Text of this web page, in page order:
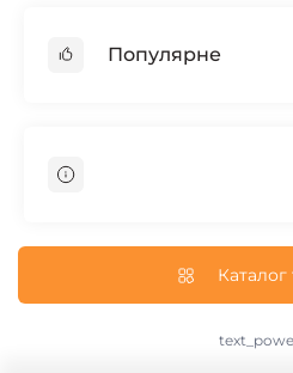
Популярне
Запчасти на мотоцикл Ява
Запчасти на мотоцикл
Запчасти на Дельту / Delta
Запчасти на скутер Honda
Доставка и Оплата
Пользовательское
Каталог